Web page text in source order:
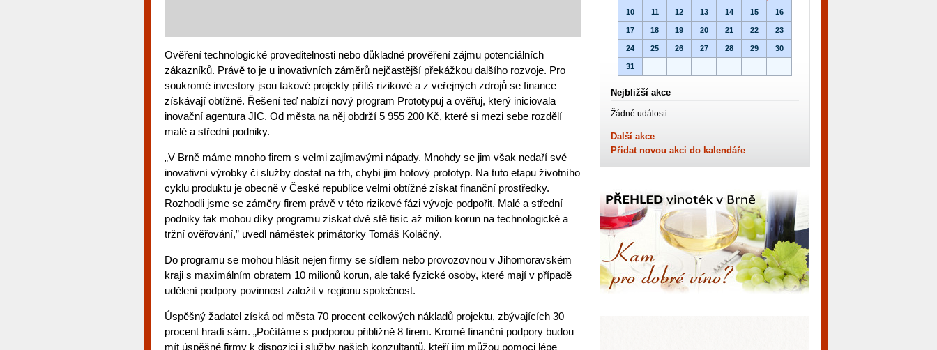
Ověření technologické proveditelnosti nebo důkladné prověření zájmu potenciálních
zákazníků. Právě to je u inovativních záměrů nejčastější překážkou dalšího rozvoje. Pro
soukromé investory jsou takové projekty příliš rizikové a z veřejných zdrojů se finance
získávají obtížně. Řešení teď nabízí nový program Prototypuj a ověřuj, který iniciovala
inovační agentura JIC. Od města na něj obdrží 5 955 200 Kč, které si mezi sebe rozdělí
malé a střední podniky.
„V Brně máme mnoho firem s velmi zajímavými nápady. Mnohdy se jim však nedaří své
inovativní výrobky či služby dostat na trh, chybí jim hotový prototyp. Na tuto etapu životního
cyklu produktu je obecně v České republice velmi obtížné získat finanční prostředky.
Rozhodli jsme se záměry firem právě v této rizikové fázi vývoje podpořit. Malé a střední
podniky tak mohou díky programu získat dvě stě tisíc až milion korun na technologické a
tržní ověřování,” uvedl náměstek primátorky Tomáš Koláčný.
Do programu se mohou hlásit nejen firmy se sídlem nebo provozovnou v Jihomoravském
kraji s maximálním obratem 10 milionů korun, ale také fyzické osoby, které mají v případě
udělení podpory povinnost založit v regionu společnost.
Úspěšný žadatel získá od města 70 procent celkových nákladů projektu, zbývajících 30
procent hradí sám. „Počítáme s podporou přibližně 8 firem. Kromě finanční podpory budou
mít úspěšné firmy k dispozici i služby našich konzultantů, kteří jim můžou pomoci lépe
10 11 12 13 14 15 16
17 18 19 20 21 22 23
24 25 26 27 28 29 30
31
Nejbližší akce
Žádné události
Další akce
Přidat novou akci do kalendáře